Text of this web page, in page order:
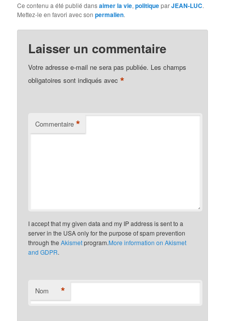
Ce contenu a été publié dansaimer la vie,politiqueparJEAN-LUC.
Mettez-le en favori avec sonpermalien.
Laisser un commentaire
Votre adresse e-mail ne sera pas publiée. Les champs
obligatoires sont indiqués avec*
Commentaire *
I accept that my given data and my IP address is sent to a
server in the USA only for the purpose of spam prevention
through theAkismetprogram.More information on Akismet
and GDPR.
Nom *